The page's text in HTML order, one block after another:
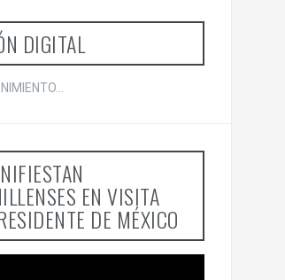
DIGITAL
EN VISITA
DE MÉXICO